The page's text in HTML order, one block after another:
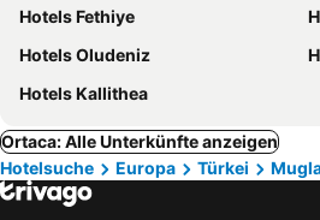
Hotels Fethiye
Hotels Oludeniz
Hotels Kallithea
Ortaca: Alle Unterkünfte anzeigen
Hotelsuche
Europa Türkei